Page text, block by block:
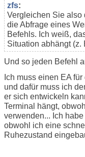
zfs:
Vergleichen Sie also
die Abfrage eines
Befehls. Ich weiß,
Situation abhängt (z.
Und so jeden Befehl
Ich muss einen EA
und dafür muss ich
er sich entwickeln
Terminal hängt,
verwenden... Ich
obwohl ich eine
Ruhezustand